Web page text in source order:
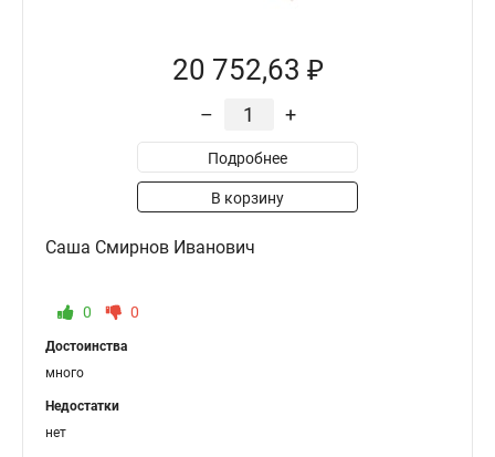
20 752,63 ₽
– +
Подробнее
В корзину
Саша Смирнов Иванович
0 0
Достоинства
много
Недостатки
нет